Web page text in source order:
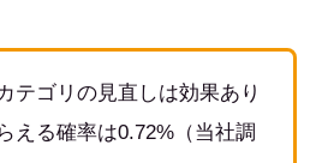
テゴリの見直しは効果あり
える確率は0.72%（当社調